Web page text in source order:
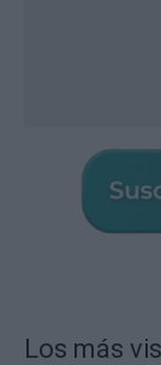
Los más